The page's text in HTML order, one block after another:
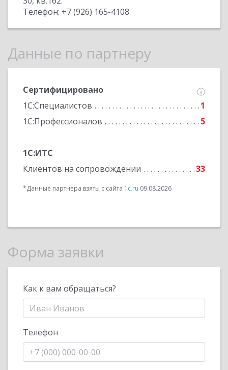
Телефон: +7 (926) 165-4108
Данные по партнеру
Сертифицировано
1С:Специалистов
1
1С:Профессионалов
5
1С:ИТС
Клиентов на сопровождении
33
*Данные партнера взяты с сайта 1c.ru 09.08.2026
Форма заявки
Как к вам обращаться?
Телефон